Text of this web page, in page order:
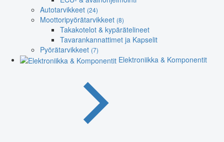
Autotarvikkeet (24)
Moottoripyörätarvikkeet (8)
Takakotelot & kypärätelineet
Tavarankannattimet ja Kapselit
Pyörätarvikkeet (7)
Elektroniikka & Komponentit